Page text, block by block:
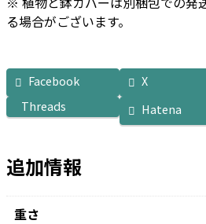
る場合がございます。
Facebook X
Threads
Hatena
追加情報
重さ